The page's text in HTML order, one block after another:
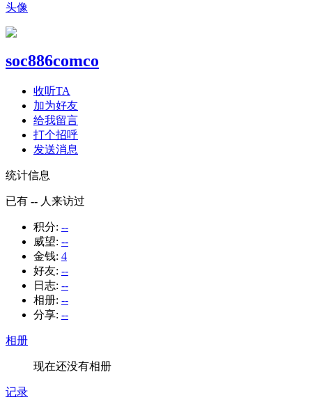
头像
soc886comco
收听TA
加为好友
给我留言
打个招呼
发送消息
统计信息
已有 -- 人来访过
积分: --
威望: --
金钱: 4
好友: --
日志: --
相册: --
分享: --
相册
现在还没有相册
记录